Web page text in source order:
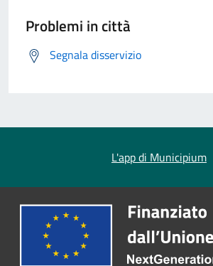
Problemi in città
Segnala disservizio
L'app di Municipium